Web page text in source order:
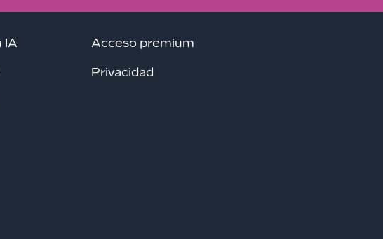
IA Acceso premium
Privacidad